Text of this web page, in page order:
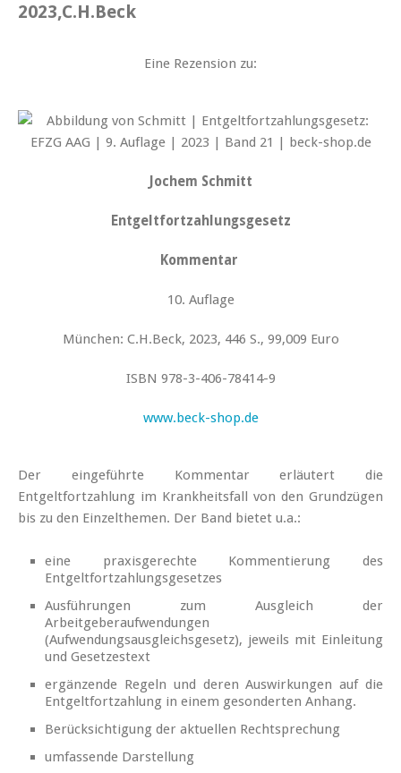
2023,C.H.Beck
Eine Rezension zu:
Jochem Schmitt
Entgeltfortzahlungsgesetz
Kommentar
10. Auflage
München: C.H.Beck, 2023, 446 S., 99,009 Euro
ISBN 978-3-406-78414-9
www.beck-shop.de
Der eingeführte Kommentar erläutert die
Entgeltfortzahlung im Krankheitsfall von den Grundzügen
bis zu den Einzelthemen. Der Band bietet u.a.:
eine praxisgerechte Kommentierung des
Entgeltfortzahlungsgesetzes
Ausführungen zum Ausgleich der
Arbeitgeberaufwendungen
(Aufwendungsausgleichsgesetz), jeweils mit Einleitung
und Gesetzestext
ergänzende Regeln und deren Auswirkungen auf die
Entgeltfortzahlung in einem gesonderten Anhang.
Berücksichtigung der aktuellen Rechtsprechung
umfassende Darstellung